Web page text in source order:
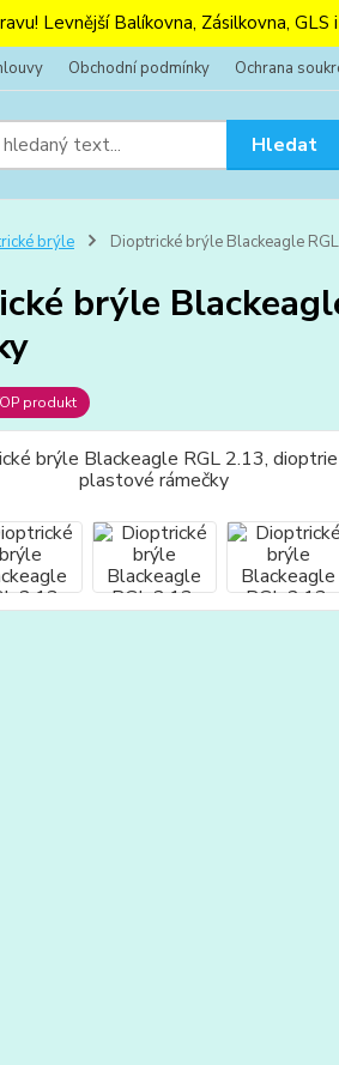
Levnější Balíkovna, Zásilkovna,
Obchodní podmínky Ochrana
Hledat
brýle Dioptrické brýle Blackeagle
brýle
produkt